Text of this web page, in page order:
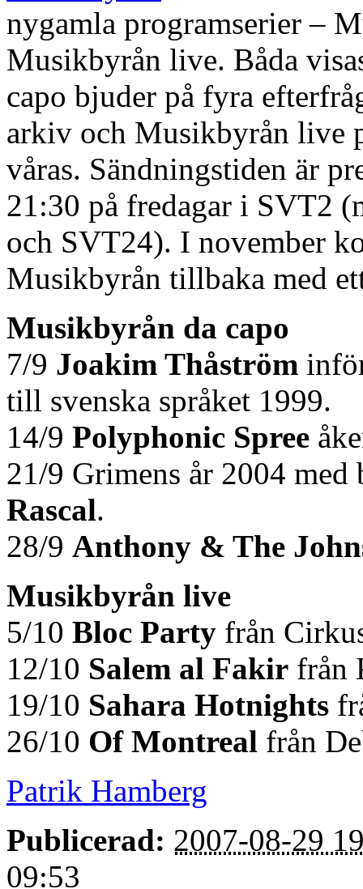
nygamla programserier –
Musikbyrån live. Båda
capo bjuder på fyra
arkiv och Musikbyrån live
våras. Sändningstiden är
21:30 på fredagar i SVT2
och SVT24). I november
Musikbyrån tillbaka med
Musikbyrån da capo
7/9 Joakim Thåström
till svenska språket 1999.
14/9 Polyphonic Spree
21/9 Grimens år 2004
Rascal.
28/9 Anthony & The
Musikbyrån live
5/10 Bloc Party från
12/10 Salem al Fakir från
19/10 Sahara Hotnights
26/10 Of Montreal från
Patrik Hamberg
Publicerad: 2007-08-29
09:53